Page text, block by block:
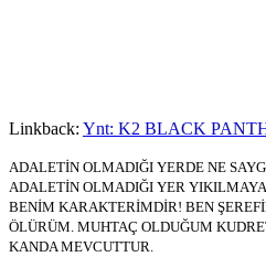
Linkback: Ynt: K2 BLACK
ADALETİN OLMADIĞI YERDE NE
ADALETİN OLMADIĞI YER
BENİM KARAKTERİMDİR! BEN
ÖLÜRÜM. MUHTAÇ OLDUĞUM
KANDA MEVCUTTUR.